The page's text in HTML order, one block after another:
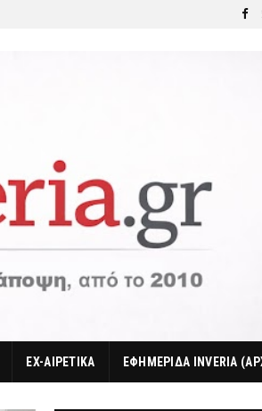
EX-ΑΙΡΕΤΙΚΑ ΕΦΗΜΕΡΙΔΑ INVERIA